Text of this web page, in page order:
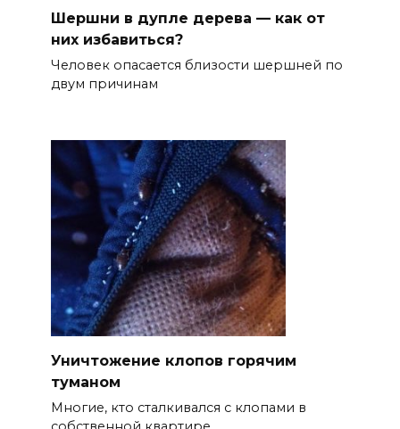
Шершни в дупле дерева — как от
них избавиться?
Человек опасается близости шершней по
двум причинам
Уничтожение клопов горячим
туманом
Многие, кто сталкивался с клопами в